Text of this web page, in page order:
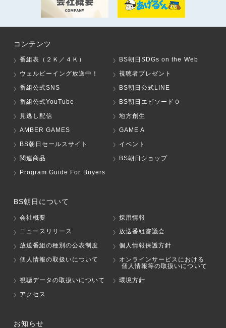
コンテンツ
番組表（２Ｋ／４Ｋ）
BS朝日SDGs on the Web
ウェルビーイング放送中！
視聴者プレゼント
番組公式SNS
BS朝日公式LINE
番組公式YouTube
BS朝日エピソード０
見逃し配信
地方創生
AMBER GAMES
GAME A
BS朝日セールスサイト
イベント
関連商品
BS朝日ショップ
Program Guide For Buyers
BS朝日について
会社概要
採用情報
ニュースリリース
放送番組審議会
放送番組の種別の公表制度
個人情報保護方針
個人情報の取扱いについて
オンラインサービスにおける
個人情報等の取扱いについて
視聴データの取扱いについて
環境方針
アクセス
お知らせ